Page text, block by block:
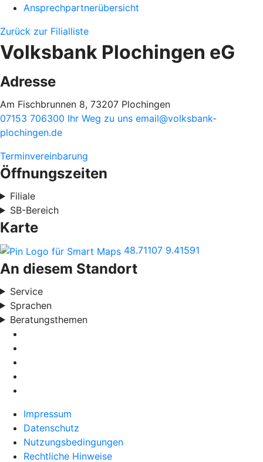
Ansprechpartnerübersicht
Zurück zur Filialliste
Volksbank Plochingen eG
Adresse
Am Fischbrunnen 8, 73207 Plochingen
07153 706300 Ihr Weg zu uns email@volksbank-
plochingen.de
Terminvereinbarung
Öffnungszeiten
Filiale
SB-Bereich
Karte
48.71107 9.41591
An diesem Standort
Service
Sprachen
Beratungsthemen
Impressum
Datenschutz
Nutzungsbedingungen
Rechtliche Hinweise